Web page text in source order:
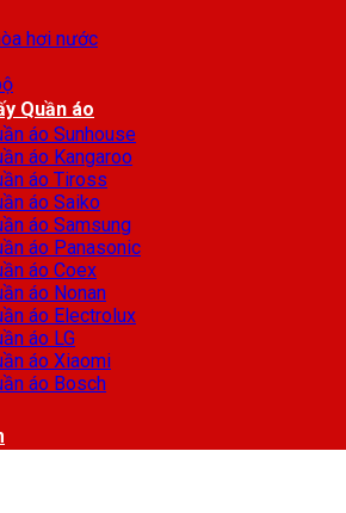
hơi nước
Quần áo
áo Sunhouse
áo Kangaroo
áo Tiross
áo Saiko
áo Samsung
áo Panasonic
áo Coex
áo Nonan
áo Electrolux
áo LG
áo Xiaomi
áo Bosch